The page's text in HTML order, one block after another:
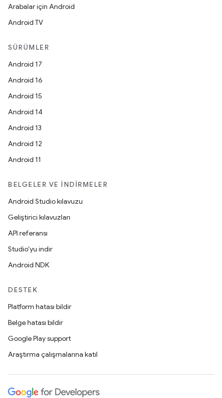
Arabalar için Android
Android TV
SÜRÜMLER
Android 17
Android 16
Android 15
Android 14
Android 13
Android 12
Android 11
BELGELER VE İNDIRMELER
Android Studio kılavuzu
Geliştirici kılavuzları
API referansı
Studio'yu indir
Android NDK
DESTEK
Platform hatası bildir
Belge hatası bildir
Google Play support
Araştırma çalışmalarına katıl